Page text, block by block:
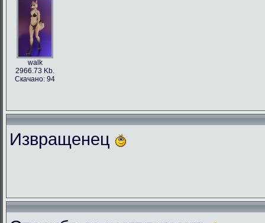
walk
2966.73 Kb.
Скачано: 94
Извращенец